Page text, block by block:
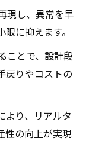
現し、異常を早
に抑えます。
ことで、設計段
戻りやコストの
より、リアルタ
性の向上が実現